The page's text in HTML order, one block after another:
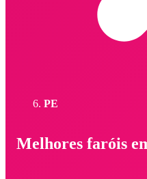
PE
Melhores faróis